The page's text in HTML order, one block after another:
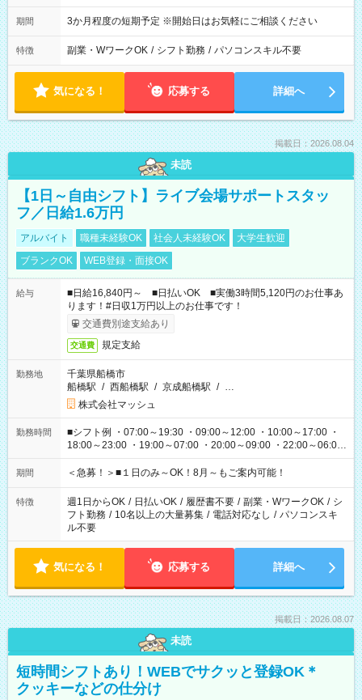
期間 3か月程度の短期予定 ※開始日はお気軽にご相談ください
特徴 副業・WワークOK / シフト勤務 / パソコンスキル不要
気になる！ 応募する 詳細へ
掲載日：2026.08.04
未読
【1日～自由シフト】ライブ会場サポートスタッ
フ／日給1.6万円
アルバイト 職種未経験OK 社会人未経験OK
大学生歓迎
ブランクOK
WEB登録・面接OK
給与
■日給16,840円～ ■日払いOK ■実働3時間5,120円のお仕事あ
ります！#日収1万円以上のお仕事です！
交通費別途支給あり
交通費 規定支給
勤務地
千葉県船橋市
船橋駅 / 西船橋駅 / 京成船橋駅 / …
株式会社マッシュ
勤務時間
■シフト例 ・07:00～19:30 ・09:00～12:00 ・10:00～17:00 ・
18:00～23:00 ・19:00～07:00 ・20:00～09:00 ・22:00～06:00
etc ★最短で3時間で5,120円のお仕事から 15時間で2万円近く稼
げるお仕事も！ ご希望のお時間に合わせてご紹介！ ※シフトは
ください！
期間 ＜急募！＞■１日のみ～OK！8月～もご案内可能！
特徴 週1日からOK / 日払いOK / 履歴書不要 / 副業・WワークOK / シ
フト勤務 / 10名以上の大量募集 / 電話対応なし / パソコンスキ
ル不要
気になる！ 応募する 詳細へ
掲載日：2026.08.07
未読
短時間シフトあり！WEBでサクッと登録OK＊
クッキーなどの仕分け